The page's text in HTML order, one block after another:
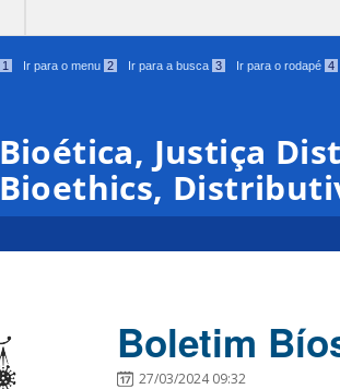
1 Ir para o menu 2 Ir para a busca 3 Ir para o rodapé 4
Bioética, Justiça
Bioethics,
Boletim
27/03/2024 09:32